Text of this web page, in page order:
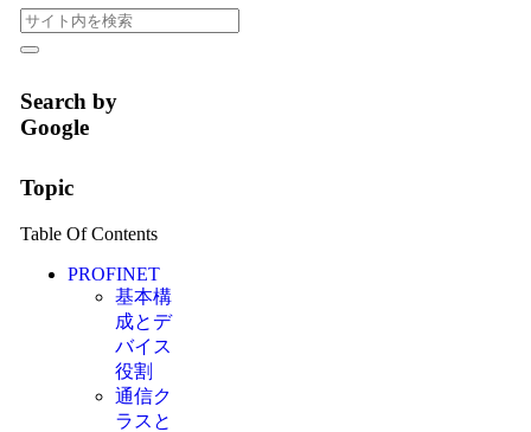
Search by
Google
Topic
Table Of Contents
PROFINET
基本構
成とデ
バイス
役割
通信ク
ラスと